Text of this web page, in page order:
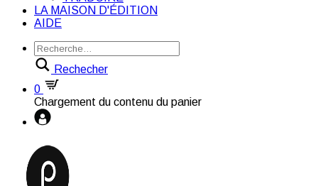
LA MAISON D'ÉDITION
AIDE
Rechecher
0
Chargement du contenu du panier